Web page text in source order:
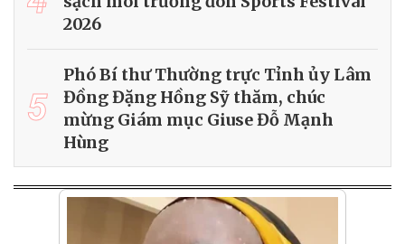
2026
5
Phó Bí thư Thường trực Tỉnh ủy Lâm
Đồng Đặng Hồng Sỹ thăm, chúc
mừng Giám mục Giuse Đỗ Mạnh
Hùng